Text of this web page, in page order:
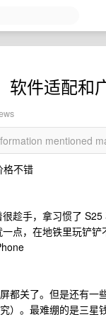
软件适配和
mentioned
格不错
趁手，拿习惯了 S25
点，在地铁里玩铲铲
都关了。但是还有
）。最难绷的是三